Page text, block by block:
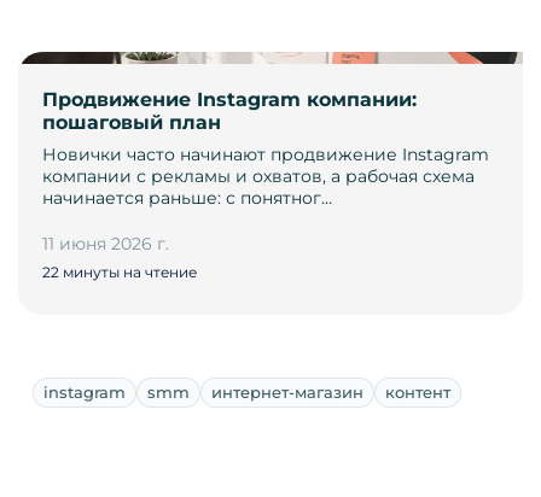
Продвижение Instagram компании:
пошаговый план
Новички часто начинают продвижение Instagram
компании с рекламы и охватов, а рабочая схема
начинается раньше: с понятног…
11 июня 2026 г.
22 минуты на чтение
instagram smm интернет-магазин контент